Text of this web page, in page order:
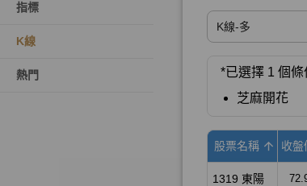
指標
K線
熱門